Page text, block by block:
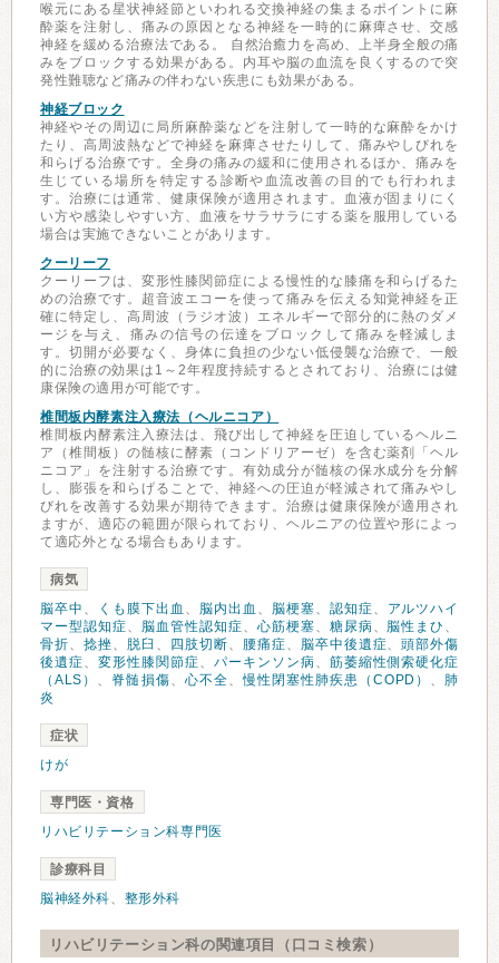
喉元にある星状神経節といわれる交換神経の集まるポイントに麻
酔薬を注射し、痛みの原因となる神経を一時的に麻痺させ、交感
神経を緩める治療法である。 自然治癒力を高め、上半身全般の痛
みをブロックする効果がある。内耳や脳の血流を良くするので突
発性難聴など痛みの伴わない疾患にも効果がある。
神経ブロック
神経やその周辺に局所麻酔薬などを注射して一時的な麻酔をかけ
たり、高周波熱などで神経を麻痺させたりして、痛みやしびれを
和らげる治療です。全身の痛みの緩和に使用されるほか、痛みを
生じている場所を特定する診断や血流改善の目的でも行われま
す。治療には通常、健康保険が適用されます。血液が固まりにく
い方や感染しやすい方、血液をサラサラにする薬を服用している
場合は実施できないことがあります。
クーリーフ
クーリーフは、変形性膝関節症による慢性的な膝痛を和らげるた
めの治療です。超音波エコーを使って痛みを伝える知覚神経を正
確に特定し、高周波（ラジオ波）エネルギーで部分的に熱のダメ
ージを与え、痛みの信号の伝達をブロックして痛みを軽減しま
す。切開が必要なく、身体に負担の少ない低侵襲な治療で、一般
的に治療の効果は1～2年程度持続するとされており、治療には健
康保険の適用が可能です。
椎間板内酵素注入療法（ヘルニコア）
椎間板内酵素注入療法は、飛び出して神経を圧迫しているヘルニ
ア（椎間板）の髄核に酵素（コンドリアーゼ）を含む薬剤「ヘル
ニコア」を注射する治療です。有効成分が髄核の保水成分を分解
し、膨張を和らげることで、神経への圧迫が軽減されて痛みやし
びれを改善する効果が期待できます。治療は健康保険が適用され
ますが、適応の範囲が限られており、ヘルニアの位置や形によっ
て適応外となる場合もあります。
病気
脳卒中 、 くも膜下出血 、 脳内出血 、 脳梗塞、 認知症、
アルツハイ
マー型認知症、 脳血管性認知症、 心筋梗塞、 糖尿病、 脳性まひ 、
骨折、 捻挫、 脱臼 、 四肢切断、 腰痛症、 脳卒中後遺症、頭部外傷
後遺症、 変形性膝関節症、 パーキンソン病、 筋萎縮性側索硬化症
（ALS） 、 脊髄損傷、 心不全、慢性閉塞性肺疾患（COPD） 、 肺
炎
症状
けが
専門医・資格
リハビリテーション科専門医
診療科目
脳神経外科、 整形外科
リハビリテーション科の関連項目（口コミ検索）